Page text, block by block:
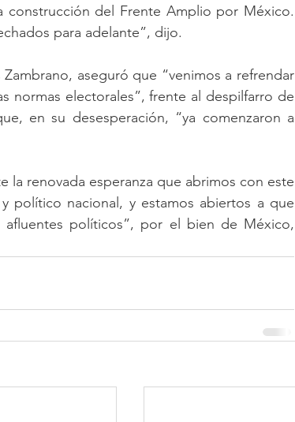
construcción del Frente Amplio por México.
para adelante”, dijo.
aseguró que “venimos a refrendar
normas electorales”, frente al despilfarro de
en su desesperación, “ya comenzaron a
renovada esperanza que abrimos con este
político nacional, y estamos abiertos a que
políticos”, por el bien de México,